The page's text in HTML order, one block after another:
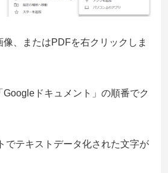
、またはPDFを右クリックしま
Googleドキュメント」の順番でク
でテキストデータ化された文字が